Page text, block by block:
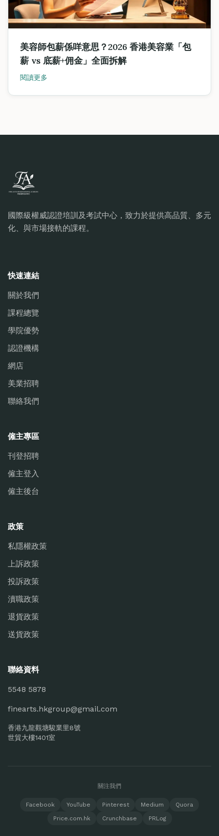
美容師包薪係咩意思？2026 香港美容業「包
薪 vs 底薪+佣金」全面拆解
閱讀更多
國際級權威認證培訓及考試中心，致力於提供高品質、多元
化、與市場接軌的課程。
快速連結
關於我們
課程總覽
學院優勢
認證機構
網店
美業招聘
聯絡我們
僱主專區
刊登招聘
僱主登入
僱主後台
政策
私隱權政策
上訴政策
投訴政策
瀆職政策
退貨政策
送貨政策
聯絡資料
5548 5878
finearts.hkgroup@gmail.com
香港九龍觀塘駿業里8號
世貿大樓1401室
關注我們
Facebook YouTube Pinterest Medium
Quora
Price.com.hk
Crunchbase PRLog